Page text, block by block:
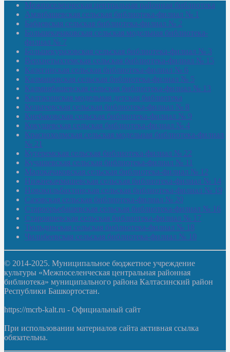
Межпоселенческая центральная районная библиотека
Амзибашевская сельская библиотека-филиал № 1
Бабаевская сельская библиотека-филиал № 2
Большекачаковская сельская модельная библиотека-
филиал № 7
Большекуразовская сельская библиотека-филиал № 3
Верхнетыхтемская сельская библиотека-филиал № 15
Калегинская сельская библиотека-филиал № 6
Калмашевская сельская библиотека-филиал № 5
Калмиябашевская сельская библиотека-филиал № 13
Калтасинская модельная детская библиотека
Кельтеевская сельская библиотека-филиал № 8
Киебаковская сельская библиотека-филиал № 9
Кокушевская сельская библиотека-филиал № 4
Краснохолмская сельская модельная библиотека-филиал
№ 21
Кутеремская сельская библиотека-филиал № 22
Кучашевская сельская библиотека-филиал № 11
Малокачаковская сельская библиотека-филиал № 12
Нижнекачмашевская сельская библиотека-филиал № 14
Новокильбахтинская сельская библиотека-филиал № 19
Сазовская сельская библиотека-филиал № 20
Староорьебашевская сельская библиотека-филиал № 16
Старояшевская сельская библиотека-филиал № 17
Тюльдинская сельская библиотека-филиал № 18
Чилибеевская сельская библиотека-филиал № 10
© 2014-2025. Муниципальное бюджетное учреждение
культуры «Межпоселенческая центральная районная
библиотека» муниципального района Калтасинский район
Республики Башкортостан.
https://mcrb-kalt.ru - Официальный сайт
При использовании материалов сайта активная ссылка
обязательна.